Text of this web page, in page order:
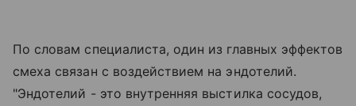
По словам специалиста, один из главных эффектов
смеха связан с воздействием на эндотелий.
"Эндотелий - это внутренняя выстилка сосудов,